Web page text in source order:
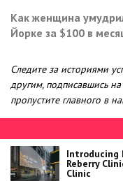
Как женщина
Йорке за $100 в
Следите за историями
другим, подписавшись на
пропустите главного в
Introducing
Reberry
Clinic